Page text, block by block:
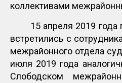
коллективами
15 апреля 2019
встретились с
межрайонного отдела
июля 2019 года
Слободском